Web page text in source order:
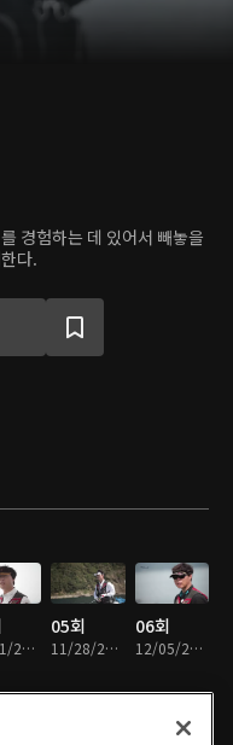
경험하는 데 있어서 빼놓을
다.
11/21/2014 • 23분
05회
11/28/2014 • 24분
06회
12/05/2014 • 23분